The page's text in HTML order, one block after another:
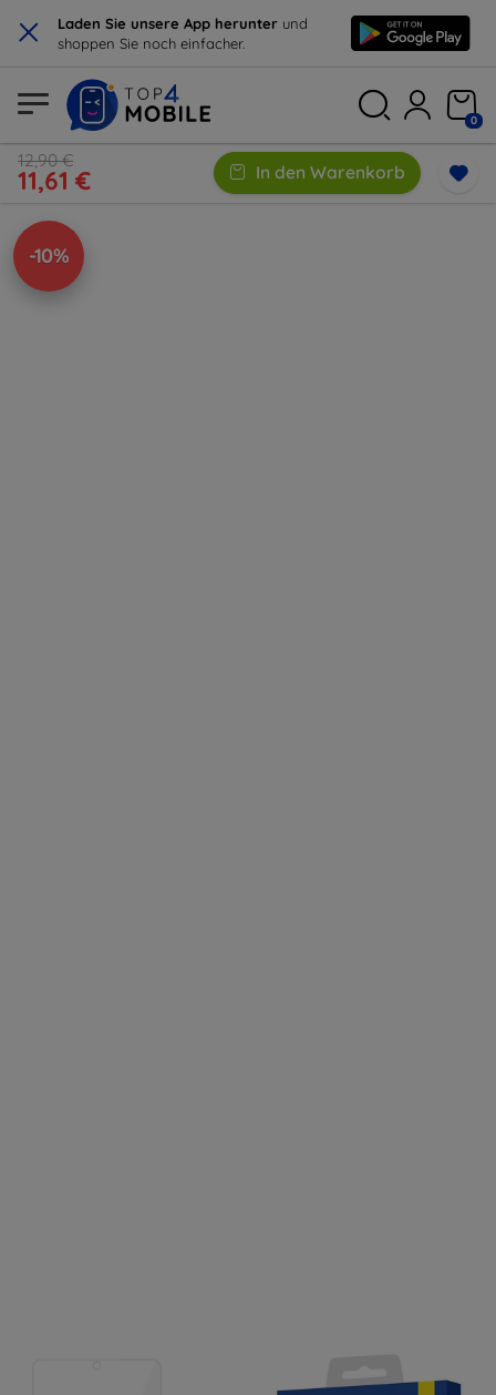
× Laden Sie unsere App herunter und
shoppen Sie noch einfacher.
0
12,90 €
11,61 € In den Warenkorb
-10%